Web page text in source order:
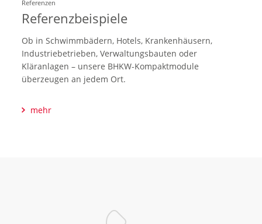
Referenzen
Referenzbeispiele
Ob in Schwimmbädern, Hotels, Krankenhäusern,
Industriebetrieben, Verwaltungsbauten oder
Kläranlagen – unsere BHKW-Kompaktmodule
überzeugen an jedem Ort.
mehr